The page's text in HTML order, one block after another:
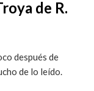
de R.
después de
de lo leído.